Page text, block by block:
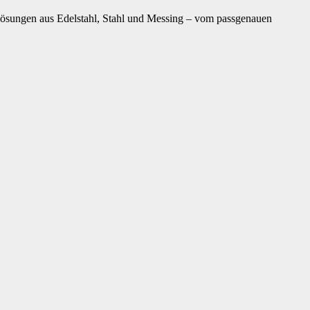
aus Edelstahl, Stahl und Messing – vom passgenauen